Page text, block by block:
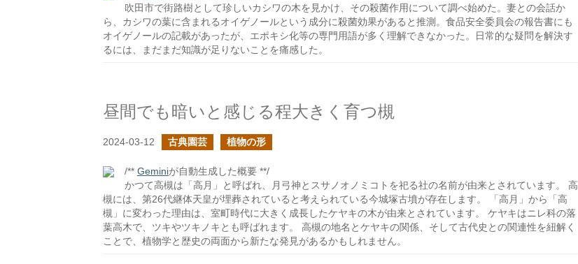
吹田市で街路樹として珍しいカシワの木を見かけ、その殺菌作用について調べ始めた。妻との会話か
ら、カシワの葉に含まれるオイゲノールという成分に殺菌効果があると推測。食品安全委員会の報告書にも
オイゲノールの記載があったが、エポキシ化等の専門用語が多く理解できなかった。日常的な疑問を解決す
るには、まだまだ知識が足りないことを痛感した。
昼間でも暗いと感じる程大きく育つ槻
2024-03-12 古典園芸 植物の形
/** Geminiが自動生成した概要 **/
かつて高槻は「高月」と呼ばれ、月弓神とスサノオノミコトを祀る社の名前が由来とされています。 高
槻には、第26代継体天皇が埋葬されていると考えられている今城塚古墳が存在します。 「高月」から「高
槻」に変わった理由は、室町時代に大きく成長したケヤキの木が由来とされています。 ケヤキはニレ科の落
葉高木で、ツキやツキノキとも呼ばれます。 高槻の地名とケヤキの関係、そして古代史との関連性を紐解く
ことで、植物学と歴史の両面から新たな発見があるかもしれません。